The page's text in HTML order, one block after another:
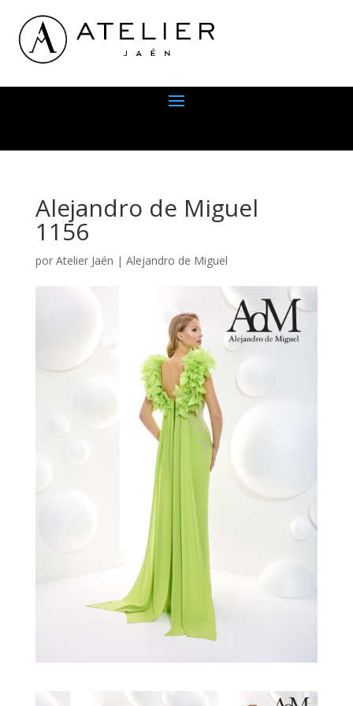
Alejandro de Miguel
1156
por Atelier Jaén | Alejandro de Miguel